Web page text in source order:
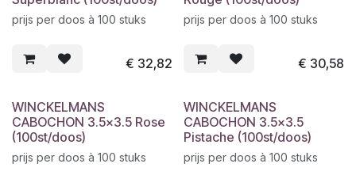
prijs per doos à 100 stuks
€ 32,82
prijs per doos à 100 stuks
€ 30,58
WINCKELMANS
CABOCHON 3.5x3.5 Rose
(100st/doos)
prijs per doos à 100 stuks
WINCKELMANS
CABOCHON 3.5x3.5
Pistache (100st/doos)
prijs per doos à 100 stuks